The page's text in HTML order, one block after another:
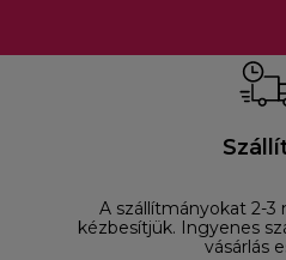
A szállítmányokat 2-3
kézbesítjük. Ingyenes
vásárlás